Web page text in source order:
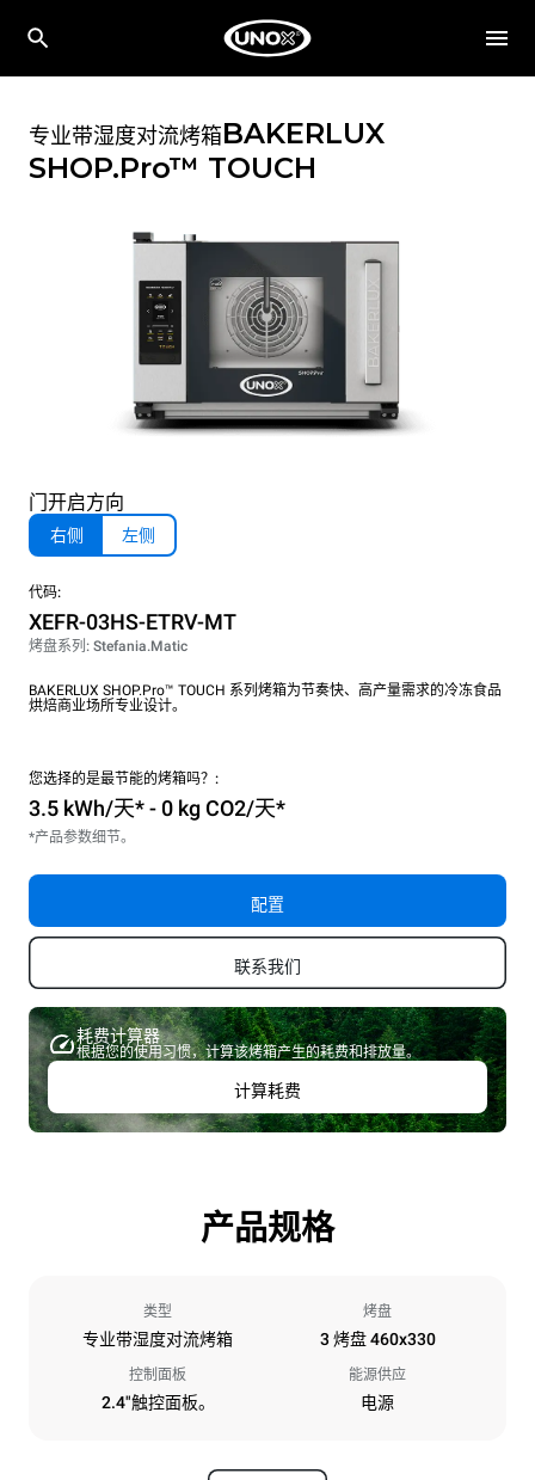
专业带湿度对流烤箱BAKERLUX
SHOP.Pro™ TOUCH
门开启方向
右侧 左侧
代码:
XEFR-03HS-ETRV-MT
烤盘系列: Stefania.Matic
BAKERLUX SHOP.Pro™ TOUCH 系列烤箱为节奏快、高产量需求的冷冻食品
烘焙商业场所专业设计。
您选择的是最节能的烤箱吗？:
3.5 kWh/天* - 0 kg CO2/天*
*产品参数细节。
配置
联系我们
耗费计算器
根据您的使用习惯，计算该烤箱产生的耗费和排放量。
计算耗费
产品规格
类型
专业带湿度对流烤箱
烤盘
3 烤盘 460x330
控制面板
2.4"触控面板。
能源供应
电源